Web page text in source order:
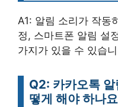
A1: 알림 소리가 작동
정, 스마트폰 알림 설
가지가 있을 수 있습
Q2: 카카오톡
떻게 해야 하나